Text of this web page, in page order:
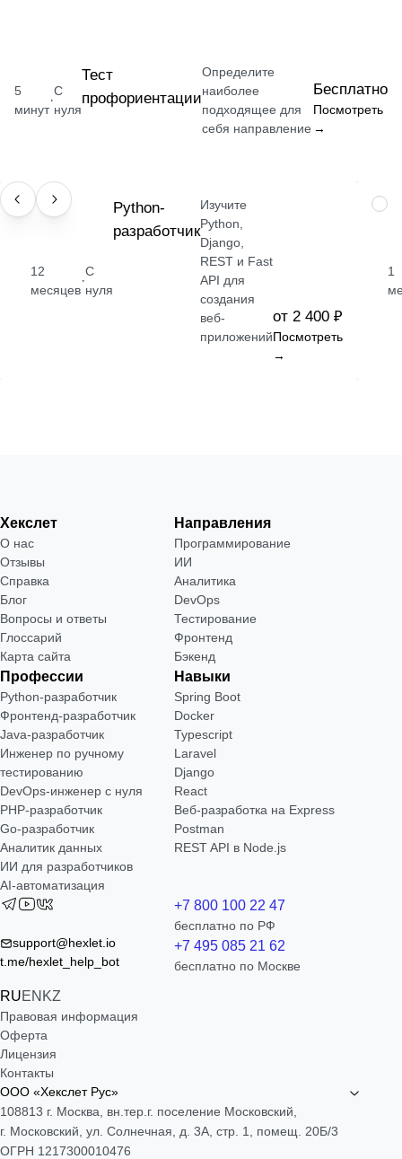
5
минут
·
С
нуля
Тест
профориентации
Определите
наиболее
подходящее для
себя направление
Бесплатно
Посмотреть
→
ПРОФЕССИЯ
12
месяцев
·
С
нуля
Python-
разработчик
Изучите
Python,
Django,
REST и Fast
API для
создания
веб-
приложений
от 2 400 ₽
Посмотреть
→
1
Хекслет
О нас
Отзывы
Справка
Блог
Вопросы и ответы
Глоссарий
Карта сайта
Направления
Программирование
ИИ
Аналитика
DevOps
Тестирование
Фронтенд
Бэкенд
Профессии
Python-разработчик
Фронтенд-разработчик
Java-разработчик
Инженер по ручному
тестированию
DevOps-инженер с нуля
РНР-разработчик
Go-разработчик
Аналитик данных
ИИ для разработчиков
AI-автоматизация
Навыки
Spring Boot
Docker
Typescript
Laravel
Django
React
Веб-разработка на Express
Postman
REST API в Node.js
support@hexlet.io
t.me/hexlet_help_bot
RUEN KZ
+7 800 100 22 47
бесплатно по РФ
+7 495 085 21 62
бесплатно по Москве
Правовая информация
Оферта
Лицензия
Контакты
ООО «Хекслет Рус»
108813 г. Москва, вн.тер.г. поселение Московский,
г. Московский, ул. Солнечная, д. 3А, стр. 1, помещ. 20Б/3
ОГРН 1217300010476